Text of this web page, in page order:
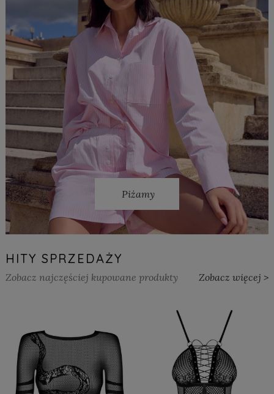
Piżamy
HITY SPRZEDAŻY
Zobacz najczęściej kupowane produkty Zobacz więcej >